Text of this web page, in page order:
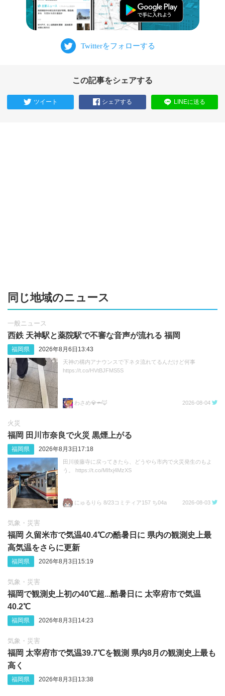
この記事をシェアする
ツイート シェアする LINEに送る
同じ地域のニュース
一般ニュース
西鉄 天神駅と薬院駅で不審な音声が流れる 福岡
福岡県 2026年8月6日13:43
天神の構内アナウンスで下ネタ流れてるんだけど何事
https://t.co/HVtBJFMS5S
わさめ💎🦈🦊 2026-08-04
火災
福岡 田川市奈良で火災 黒煙上がる
福岡県 2026年8月3日17:18
田川後藤寺に戻ってきたら、どうやら市内で火災発生のもよ
う。 https://t.co/MIfxj4MzXS
にゅるりら 8/23コミティア157 ち04a 2026-08-03
気象・災害
福岡 久留米市で気温40.4℃の酷暑日に 県内の観測史上最
高気温をさらに更新
福岡県 2026年8月3日15:19
気象・災害
福岡で観測史上初の40℃超...酷暑日に 太宰府市で気温
40.2℃
福岡県 2026年8月3日14:23
気象・災害
福岡 太宰府市で気温39.7℃を観測 県内8月の観測史上最も
高く
福岡県 2026年8月3日13:38